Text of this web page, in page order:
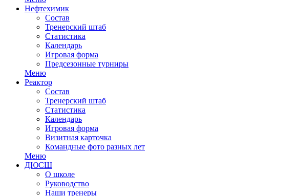
Нефтехимик
Состав
Тренерский штаб
Статистика
Календарь
Игровая форма
Предсезонные турниры
Меню
Реактор
Состав
Тренерский штаб
Статистика
Календарь
Игровая форма
Визитная карточка
Командные фото разных лет
Меню
ДЮСШ
О школе
Руководство
Наши тренеры